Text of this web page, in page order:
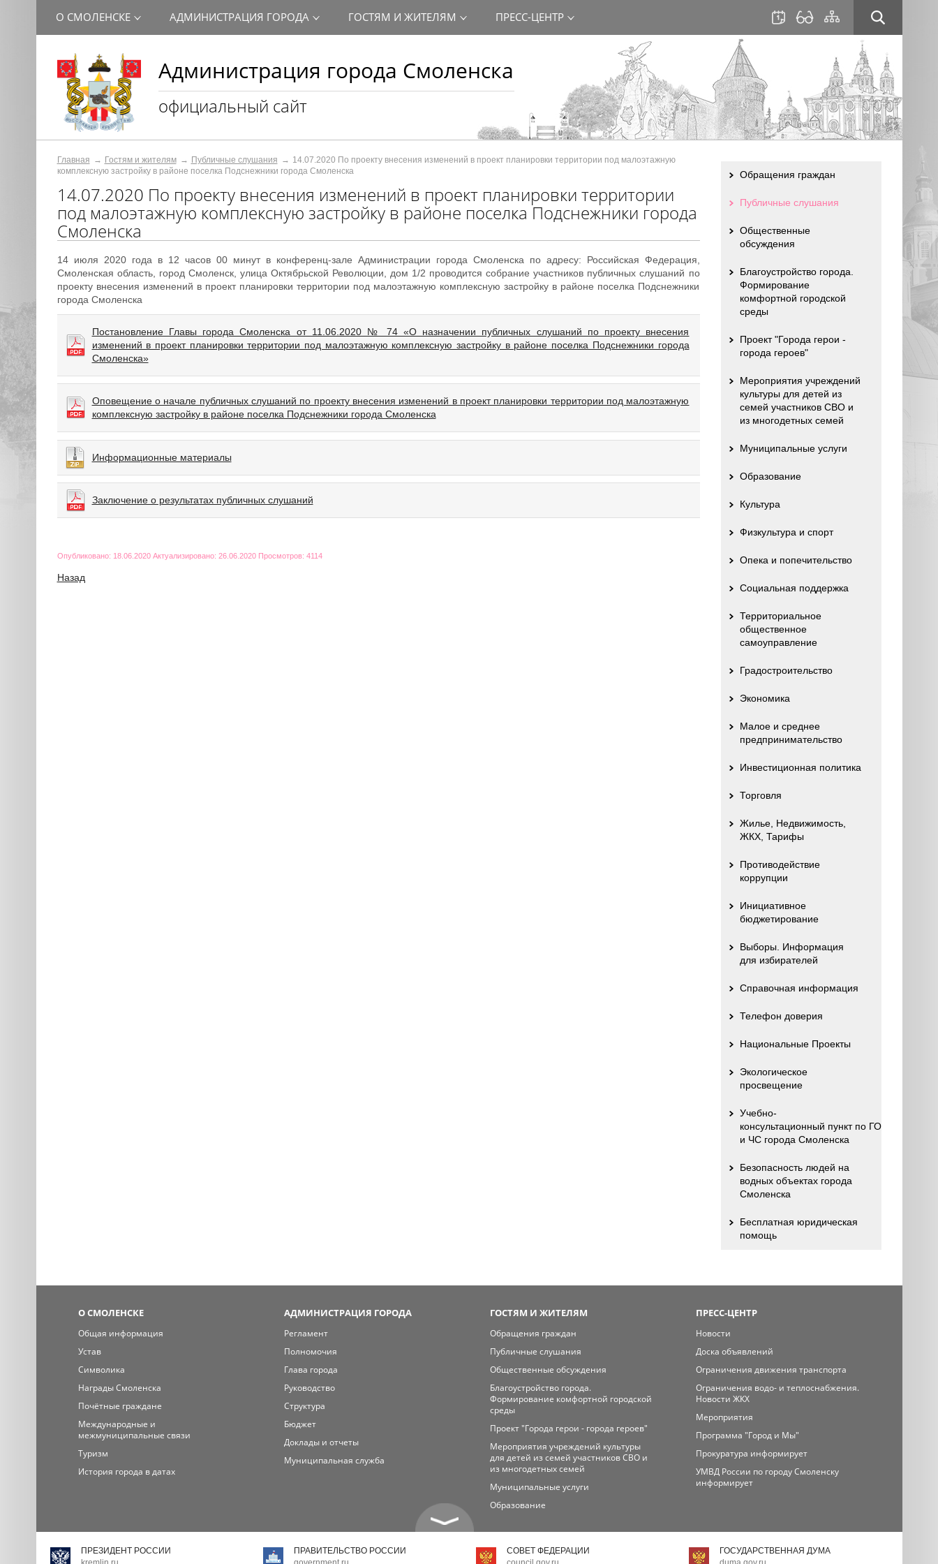
Администрация города Смоленска
официальный сайт
О СМОЛЕНСКЕ АДМИНИСТРАЦИЯ ГОРОДА ГОСТЯМ И ЖИТЕЛЯМ ПРЕСС-ЦЕНТР
Главная Гостям и жителям Публичные слушания
14.07.2020 По проекту внесения изменений в проект планировки территории под малоэтажную
комплексную застройку в районе поселка Подснежники города Смоленска
14.07.2020 По проекту внесения изменений в проект планировки территории
под малоэтажную комплексную застройку в районе поселка Подснежники города
Смоленска
14 июля 2020 года в 12 часов 00 минут в конференц-зале Администрации города Смоленска по адресу: Российская Федерация,
Смоленская область, город Смоленск, улица Октябрьской Революции, дом 1/2 проводится собрание участников публичных слушаний по
проекту внесения изменений в проект планировки территории под малоэтажную комплексную застройку в районе поселка Подснежники
города Смоленска
Постановление Главы города Смоленска от 11.06.2020 № 74 «О назначении публичных слушаний по проекту внесения
изменений в проект планировки территории под малоэтажную комплексную застройку в районе поселка Подснежники города
Смоленска»
Оповещение о начале публичных слушаний по проекту внесения изменений в проект планировки территории под малоэтажную
комплексную застройку в районе поселка Подснежники города Смоленска
Информационные материалы
Заключение о результатах публичных слушаний
Опубликовано: 18.06.2020 Актуализировано: 26.06.2020 Просмотров: 4114
Назад
Обращения граждан
Публичные слушания
Общественные
обсуждения
Благоустройство города.
Формирование
комфортной городской
среды
Проект "Города герои -
города героев"
Мероприятия учреждений
культуры для детей из
семей участников СВО и
из многодетных семей
Муниципальные услуги
Образование
Культура
Физкультура и спорт
Опека и попечительство
Социальная поддержка
Территориальное
общественное
самоуправление
Градостроительство
Экономика
Малое и среднее
предпринимательство
Инвестиционная политика
Торговля
Жилье, Недвижимость,
ЖКХ, Тарифы
Противодействие
коррупции
Инициативное
бюджетирование
Выборы. Информация
для избирателей
Справочная информация
Телефон доверия
Национальные Проекты
Экологическое
просвещение
Учебно-
консультационный пункт по ГО
и ЧС города Смоленска
Безопасность людей на
водных объектах города
Смоленска
Бесплатная юридическая
помощь
О СМОЛЕНСКЕ
Общая информация
Устав
Символика
Награды Смоленска
Почётные граждане
Международные и
межмуниципальные связи
Туризм
История города в датах
АДМИНИСТРАЦИЯ ГОРОДА
Регламент
Полномочия
Глава города
Руководство
Структура
Бюджет
Доклады и отчеты
Муниципальная служба
ГОСТЯМ И ЖИТЕЛЯМ
Обращения граждан
Публичные слушания
Общественные обсуждения
Благоустройство города.
Формирование комфортной городской
среды
Проект "Города герои - города героев"
Мероприятия учреждений культуры
для детей из семей участников СВО и
из многодетных семей
Муниципальные услуги
Образование
ПРЕСС-ЦЕНТР
Новости
Доска объявлений
Ограничения движения транспорта
Ограничения водо- и теплоснабжения.
Новости ЖКХ
Мероприятия
Программа "Город и Мы"
Прокуратура информирует
УМВД России по городу Смоленску
информирует
ПРЕЗИДЕНТ РОССИИ
ПРАВИТЕЛЬСТВО РОССИИ
СОВЕТ ФЕДЕРАЦИИ
ГОСУДАРСТВЕННАЯ ДУМА